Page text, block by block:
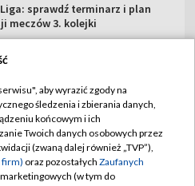
sprawdź terminarz i plan
meczów 3. kolejki
TVP
TVP
TVP
TVP
prywatności
aby wyrazić zgody na
śledzenia i zbierania danych,
końcowym i ich
Twoich danych osobowych przez
(zwaną dalej również „TVP”),
firm) oraz pozostałych Zaufanych
(w tym do